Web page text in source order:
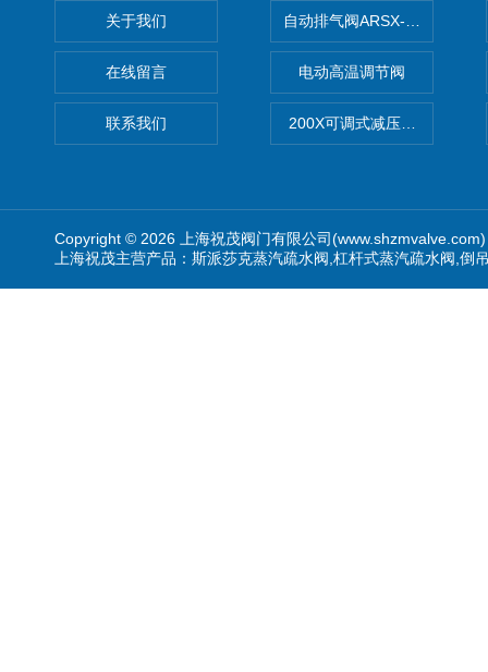
关于我们
在线留言
联系我们
自动排气阀ARSX-0015/
电动高温调节阀
200X可调式减压阀（减压稳
Copyright © 2026 上海祝茂阀门有限公司
上海祝茂主营产品：斯派莎克蒸汽疏水阀,杠杆式蒸汽疏水阀,倒